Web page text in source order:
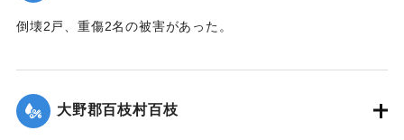
倒壊2戸、重傷2名の被害があった。
｜固有コード:00474069
大野郡百枝村百枝